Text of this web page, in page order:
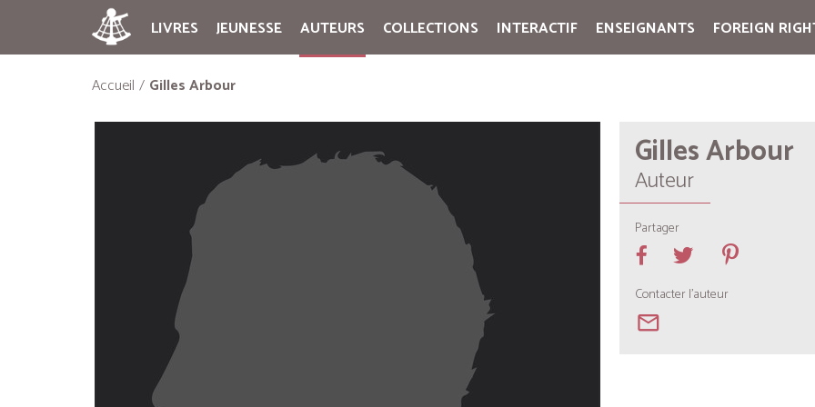
LIVRES JEUNESSE AUTEURS COLLECTIONS INTERACTIF ENSEIGNANTS FOREIGN
Accueil Gilles Arbour
Gilles Arbour
Auteur
Partager
Contacter l'auteur
mail_outline